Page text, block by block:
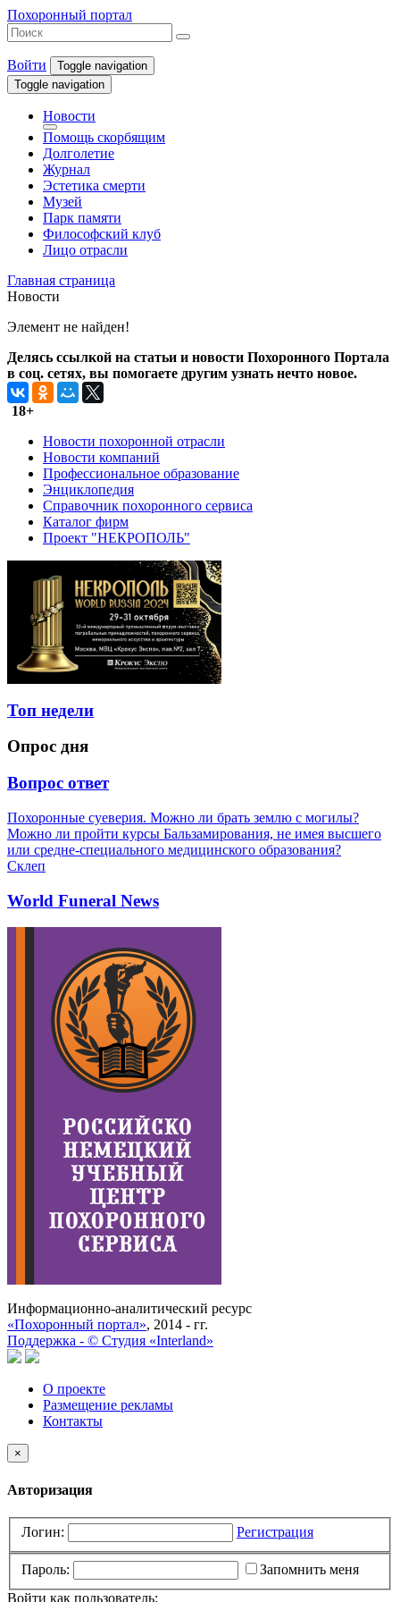
Похоронный портал
Войти
Toggle navigation
Toggle navigation
Новости
Помощь скорбящим
Долголетие
Журнал
Эстетика смерти
Музей
Парк памяти
Философский клуб
Лицо отрасли
Главная страница
Новости
Элемент не найден!
Делясь ссылкой на статьи и новости Похоронного Портала
в соц. сетях, вы помогаете другим узнать нечто новое.
18+
Новости похоронной отрасли
Новости компаний
Профессиональное образование
Энциклопедия
Справочник похоронного сервиса
Каталог фирм
Проект "НЕКРОПОЛЬ"
Топ недели
Опрос дня
Вопрос ответ
Похоронные суеверия. Можно ли брать землю с могилы?
Можно ли пройти курсы Бальзамирования, не имея высшего
или средне-специального медицинского образования?
Склеп
World Funeral News
Информационно-аналитический ресурс
«Похоронный портал», 2014 - гг.
Поддержка - © Cтудия «Interland»
О проекте
Размещение рекламы
Контакты
×
Авторизация
Логин: Регистрация
Пароль:
Запомнить меня
Войти как пользователь: